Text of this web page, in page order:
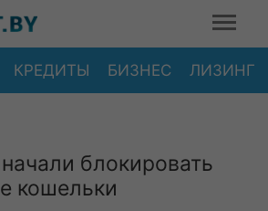
КРЕДИТЫ БИЗНЕС ЛИЗИНГ
блокировать
кошельки